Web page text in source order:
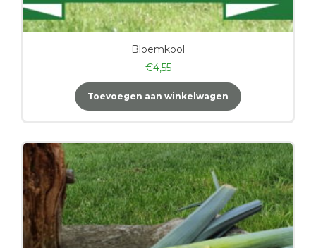
Bloemkool
€4,55
Toevoegen aan winkelwagen